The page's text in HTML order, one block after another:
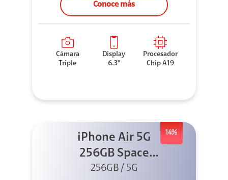
Conoce más
Cámara
Triple
Display
6.3"
Procesador
Chip A19
14%
iPhone Air 5G
256GB Space
Black (Sólo
256GB / 5G